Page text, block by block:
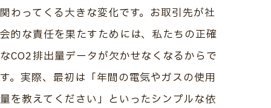
関わってくる大きな変化です。お取引先が社
会的な責任を果たすためには、私たちの正確
なCO2排出量データが欠かせなくなるからで
す。実際、最初は「年間の電気やガスの使用
量を教えてください」といったシンプルな依